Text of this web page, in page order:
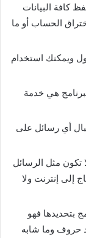
كافة البيانات
الحساب أو ما
ويمكنك استخدام
هي خدمة
أي رسائل على
تكون مثل الرسائل
إلى إنترنت ولا
بتحديدها فهو
حروف وما شابه